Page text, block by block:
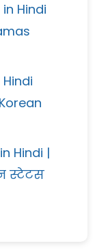
Hindi
Hindi |
स्टेटस